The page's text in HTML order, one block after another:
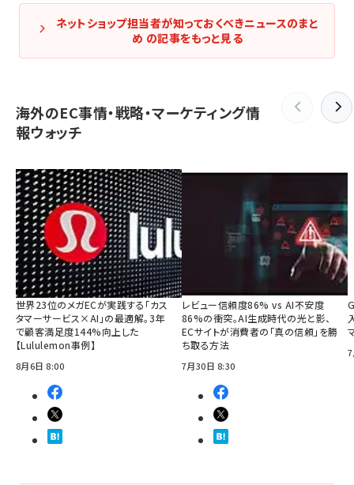
ネットショップ担当者が知っておくべきニュースのまと
め の記事をもっと見る
海外のEC事情・戦略・マーケティング情
報ウォッチ
世界23位のメガECが実践する「カス
タマーサービス×AI」の最適解。3年
で顧客満足度144%向上した
【Lululemon事例】
8月6日 8:00
レビュー信頼度86% vs AI不安度
86%の衝突。AI生成時代の光と影、
ECサイトが消費者の「真の信頼」を勝
ち取る方法
7月30日 8:30